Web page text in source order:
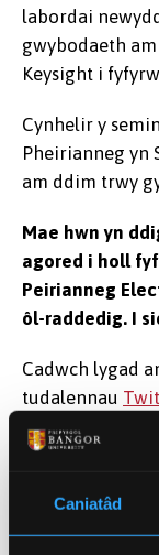
Caniatâd
labordai
gwybodaeth
Keysight i
Cynhelir y
Pheirianneg yn
am ddim trwy
Mae hwn yn
agored i holl
Peirianneg
ôl-raddedig. I
Cadwch lygad
tudalennau
Dyddiad